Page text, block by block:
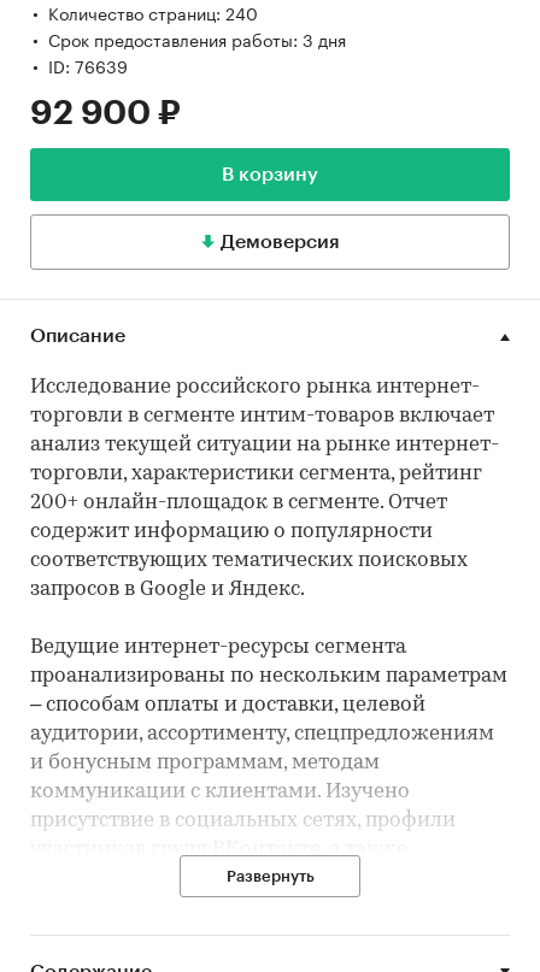
Количество страниц: 240
Срок предоставления работы: 3 дня
ID: 76639
92 900 ₽
В корзину
Демоверсия
Описание
Исследование российского рынка интернет-
торговли в сегменте интим-товаров включает
анализ текущей ситуации на рынке интернет-
торговли, характеристики сегмента, рейтинг
200+ онлайн-площадок в сегменте. Отчет
содержит информацию о популярности
соответствующих тематических поисковых
запросов в Google и Яндекс.
Ведущие интернет-ресурсы сегмента
проанализированы по нескольким параметрам
– способам оплаты и доставки, целевой
аудитории, ассортименту, спецпредложениям
и бонусным программам, методам
коммуникации с клиентами. Изучено
присутствие в социальных сетях, профили
характеристики мобильных приложений
Профили интернет-ресурсов содержат
Развернуть